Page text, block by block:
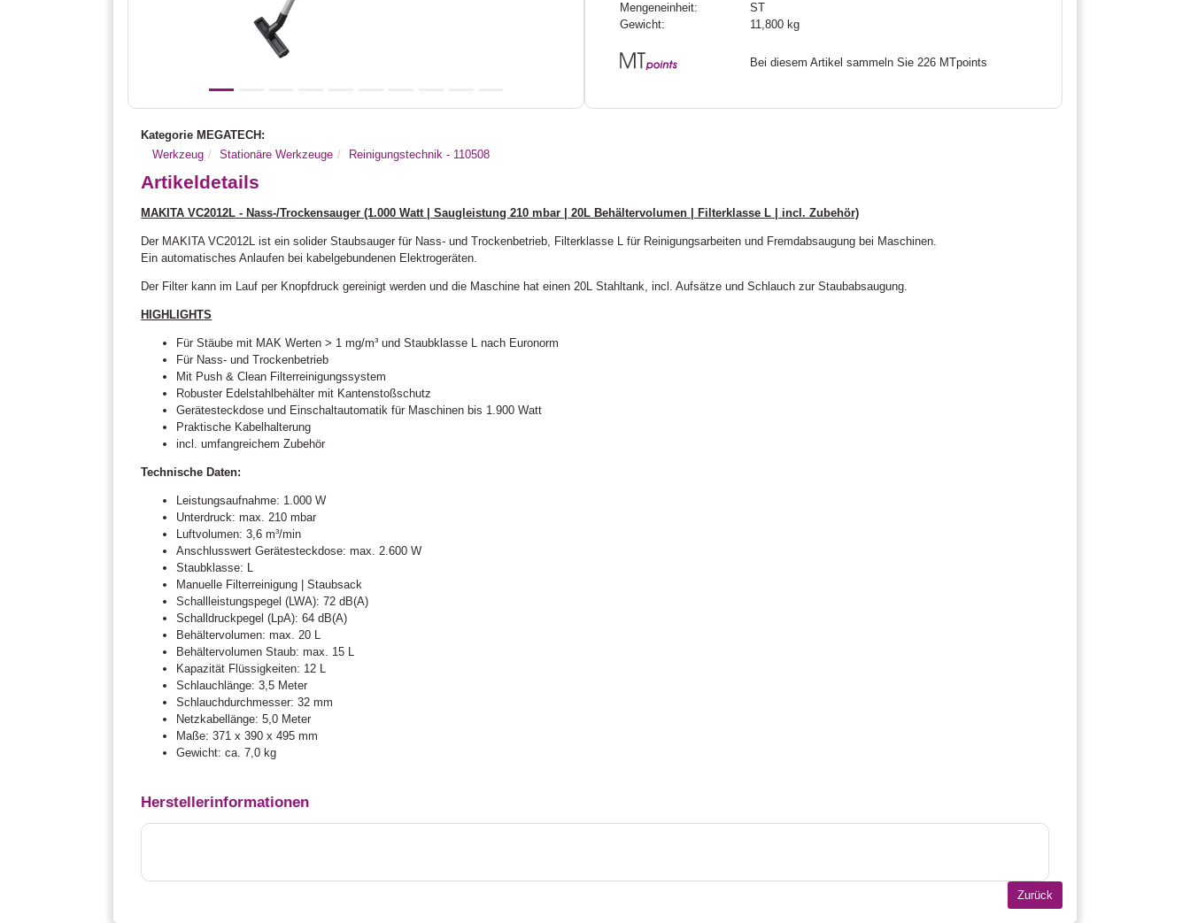
Mengeneinheit:
ST
Gewicht:
11,800 kg
Bei diesem Artikel sammeln Sie 226 MTpoints
Kategorie MEGATECH:
Werkzeug
Stationäre Werkzeuge Reinigungstechnik - 110508
Artikeldetails
MAKITA VC2012L - Nass-/Trockensauger (1.000 Watt | Saugleistung 210 mbar | 20L Behältervolumen | Filterklasse L | incl. Zubehör)
Der MAKITA VC2012L ist ein solider Staubsauger für Nass- und Trockenbetrieb, Filterklasse L für Reinigungsarbeiten und Fremdabsaugung bei Maschinen.
Ein automatisches Anlaufen bei kabelgebundenen Elektrogeräten.
Der Filter kann im Lauf per Knopfdruck gereinigt werden und die Maschine hat einen 20L Stahltank, incl. Aufsätze und Schlauch zur Staubabsaugung.
HIGHLIGHTS
Für Stäube mit MAK Werten > 1 mg/m³ und Staubklasse L nach Euronorm
Für Nass- und Trockenbetrieb
Mit Push & Clean Filterreinigungssystem
Robuster Edelstahlbehälter mit Kantenstoßschutz
Gerätesteckdose und Einschaltautomatik für Maschinen bis 1.900 Watt
Praktische Kabelhalterung
incl. umfangreichem Zubehör
Technische Daten:
Leistungsaufnahme: 1.000 W
Unterdruck: max. 210 mbar
Luftvolumen: 3,6 m³/min
Anschlusswert Gerätesteckdose: max. 2.600 W
Staubklasse: L
Manuelle Filterreinigung | Staubsack
Schallleistungspegel (LWA): 72 dB(A)
Schalldruckpegel (LpA): 64 dB(A)
Behältervolumen: max. 20 L
Behältervolumen Staub: max. 15 L
Kapazität Flüssigkeiten: 12 L
Schlauchlänge: 3,5 Meter
Schlauchdurchmesser: 32 mm
Netzkabellänge: 5,0 Meter
Maße: 371 x 390 x 495 mm
Gewicht: ca. 7,0 kg
Herstellerinformationen